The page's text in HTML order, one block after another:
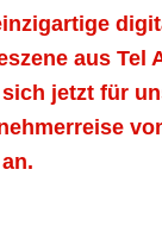
aus Tel
jetzt für